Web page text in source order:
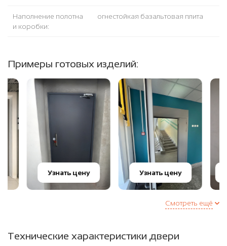
Наполнение полотна
и коробки:
огнестойкая базальтовая плита
Примеры готовых изделий:
Узнать цену Узнать цену
Смотреть ещё
Технические характеристики двери